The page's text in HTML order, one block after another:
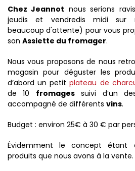
Chez Jeannot nous serions
jeudis et vendredis midi sur
beaucoup d'attente) pour vous
son Assiette du fromager.
Nous vous proposons de nous
magasin pour déguster les
d’abord un petitplateau de
de 10 fromagessuivi d’un
accompagné de différents vins.
Budget : environ 25€ à 30 € par
Évidemment le concept étant
produits que nous avons à la vente.